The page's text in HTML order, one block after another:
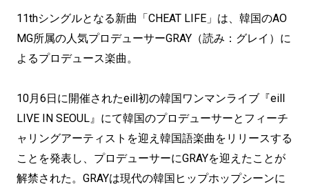
11thシングルとなる新曲「CHEAT LIFE」は、韓国のAO
MG所属の人気プロデューサーGRAY（読み：グレイ）に
よるプロデュース楽曲。
10月6日に開催されたeill初の韓国ワンマンライブ『eill
LIVE IN SEOUL』にて韓国のプロデューサーとフィーチ
ャリングアーティストを迎え韓国語楽曲をリリースする
ことを発表し、プロデューサーにGRAYを迎えたことが
解禁された。GRAYは現代の韓国ヒップホップシーンに